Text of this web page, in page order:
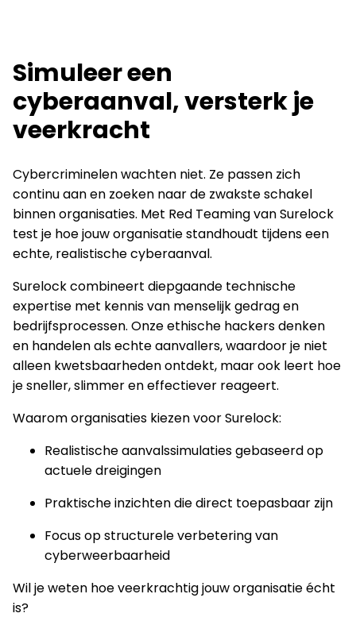
Simuleer een
cyberaanval, versterk je
veerkracht
Cybercriminelen wachten niet. Ze passen zich
continu aan en zoeken naar de zwakste schakel
binnen organisaties. Met Red Teaming van Surelock
test je hoe jouw organisatie standhoudt tijdens een
echte, realistische cyberaanval.
Surelock combineert diepgaande technische
expertise met kennis van menselijk gedrag en
bedrijfsprocessen. Onze ethische hackers denken
en handelen als echte aanvallers, waardoor je niet
alleen kwetsbaarheden ontdekt, maar ook leert hoe
je sneller, slimmer en effectiever reageert.
Waarom organisaties kiezen voor Surelock:
Realistische aanvalssimulaties gebaseerd op
actuele dreigingen
Praktische inzichten die direct toepasbaar zijn
Focus op structurele verbetering van
cyberweerbaarheid
Wil je weten hoe veerkrachtig jouw organisatie écht
is?